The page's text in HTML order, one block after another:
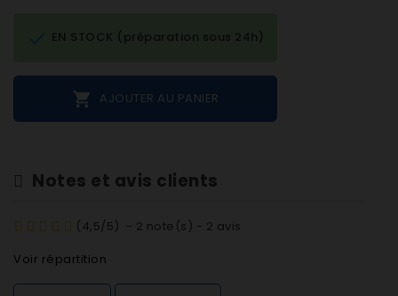
 AJOUTER AU PANIER
EN STOCK (préparation sous 24h)
Notes et avis clients
( 4,5/5) - 2 note(s) - 2 avis
Voir répartition